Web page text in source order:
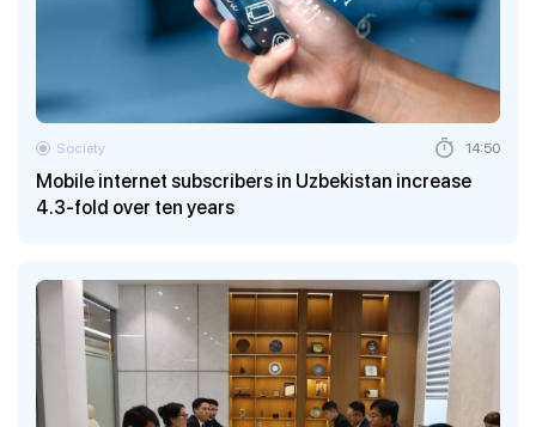
Mobile internet subscribers in Uzbekistan increase
4.3-fold over ten years
Society 14:50